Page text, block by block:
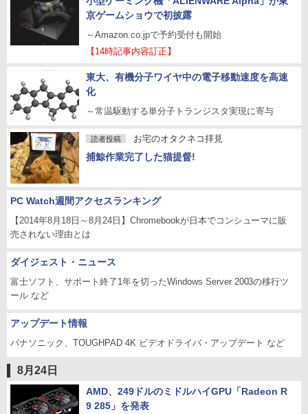
京ゲームショウで初披露
～Amazon.co.jpで予約受付も開始
【14時記事内容訂正】
東大、有機分子ワイヤ中の電子移動速度を高速
化
～常温駆動する単分子トランジスタ実現に寄与
読者投稿 お宅のオタクネコ拝見
捕鯨作業完了した猫提督!
PC Watch週間アクセスランキング
【2014年8月18日～8月24日】Chromebookが日本でコンシューマに販
売されない理由とは
ダイジェスト・ニュース
富士ソフト、サポート終了1年を切ったWindows Server 2003の移行ツ
ール など
アップデート情報
パナソニック、TOUGHPAD 4K ビデオドライバ・アップデート など
8月24日
AMD、249ドルのミドルハイGPU「Radeon R
9 285」を発表